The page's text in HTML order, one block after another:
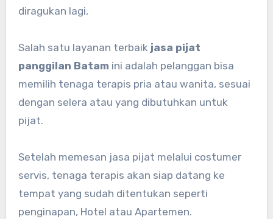
diragukan lagi,
Salah satu layanan terbaik jasa pijat
panggilan Batam ini adalah pelanggan bisa
memilih tenaga terapis pria atau wanita, sesuai
dengan selera atau yang dibutuhkan untuk
pijat.
Setelah memesan jasa pijat melalui costumer
servis, tenaga terapis akan siap datang ke
tempat yang sudah ditentukan seperti
penginapan, Hotel atau Apartemen.